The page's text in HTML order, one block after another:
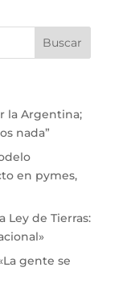
la Argentina;
nada”
en pymes,
Ley de Tierras:
gente se